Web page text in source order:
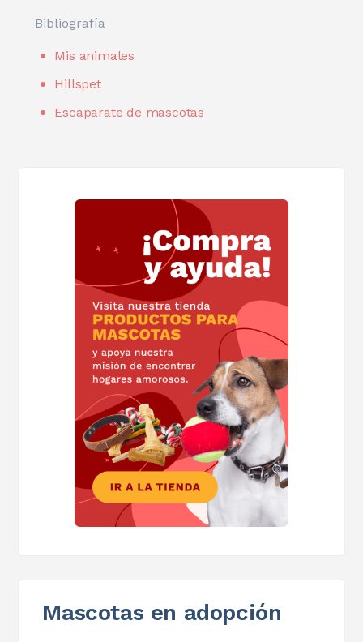
Bibliografía
Mis animales
Hillspet
Escaparate de mascotas
Mascotas en adopción